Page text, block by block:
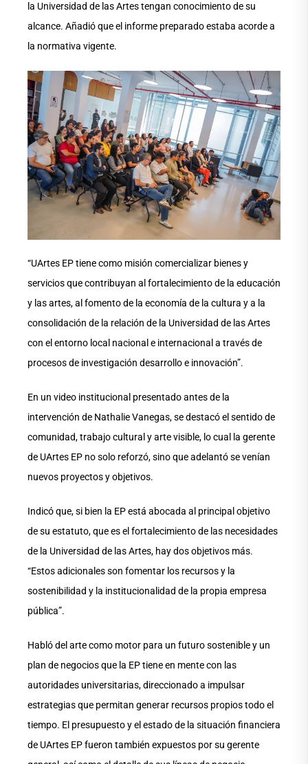
la Universidad de las Artes tengan conocimiento de su
alcance. Añadió que el informe preparado estaba acorde a
la normativa vigente.
“UArtes EP tiene como misión comercializar bienes y
servicios que contribuyan al fortalecimiento de la educación
y las artes, al fomento de la economía de la cultura y a la
consolidación de la relación de la Universidad de las Artes
con el entorno local nacional e internacional a través de
procesos de investigación desarrollo e innovación”.
En un video institucional presentado antes de la
intervención de Nathalie Vanegas, se destacó el sentido de
comunidad, trabajo cultural y arte visible, lo cual la gerente
de UArtes EP no solo reforzó, sino que adelantó se venían
nuevos proyectos y objetivos.
Indicó que, si bien la EP está abocada al principal objetivo
de su estatuto, que es el fortalecimiento de las necesidades
de la Universidad de las Artes, hay dos objetivos más.
“Estos adicionales son fomentar los recursos y la
sostenibilidad y la institucionalidad de la propia empresa
pública”.
Habló del arte como motor para un futuro sostenible y un
plan de negocios que la EP tiene en mente con las
autoridades universitarias, direccionado a impulsar
estrategias que permitan generar recursos propios todo el
tiempo. El presupuesto y el estado de la situación financiera
de UArtes EP fueron también expuestos por su gerente